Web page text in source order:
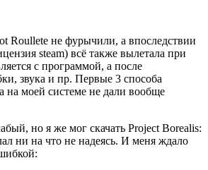
Roullete не фурычили, а впоследствии
steam) всё также вылетала при
с программой, а после
звука и пр. Первые 3 способа
на моей системе не дали вообще
но я же мог скачать Project Borealis:
ни на что не надеясь. И меня ждало